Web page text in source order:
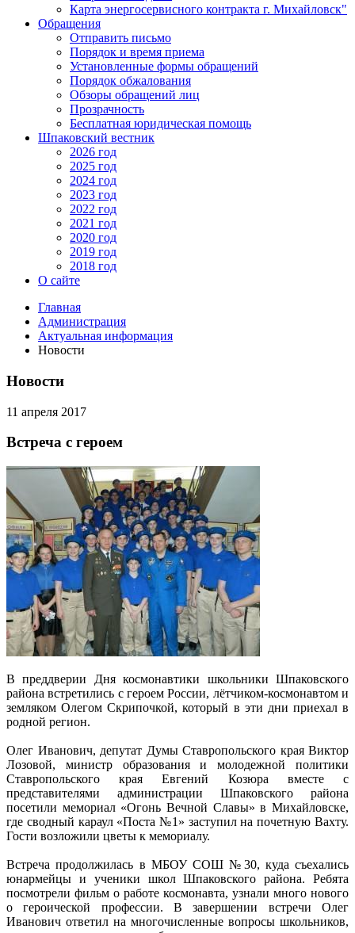
Карта энергосервисного контракта г. Михайловск"
Обращения
Отправить письмо
Порядок и время приема
Установленные формы обращений
Порядок обжалования
Обзоры обращений лиц
Прозрачность
Бесплатная юридическая помощь
Шпаковский вестник
2026 год
2025 год
2024 год
2023 год
2022 год
2021 год
2020 год
2019 год
2018 год
О сайте
Главная
Администрация
Актуальная информация
Новости
Новости
11 апреля 2017
Встреча с героем
В преддверии Дня космонавтики школьники Шпаковского
района встретились с героем России, лётчиком-космонавтом и
земляком Олегом Скрипочкой, который в эти дни приехал в
родной регион.
Олег Иванович, депутат Думы Ставропольского края Виктор
Лозовой, министр образования и молодежной политики
Ставропольского края Евгений Козюра вместе с
представителями администрации Шпаковского района
посетили мемориал «Огонь Вечной Славы» в Михайловске,
где сводный караул «Поста №1» заступил на почетную Вахту.
Гости возложили цветы к мемориалу.
Встреча продолжилась в МБОУ СОШ №30, куда съехались
юнармейцы и ученики школ Шпаковского района. Ребята
посмотрели фильм о работе космонавта, узнали много нового
о героической профессии. В завершении встречи Олег
Иванович ответил на многочисленные вопросы школьников,